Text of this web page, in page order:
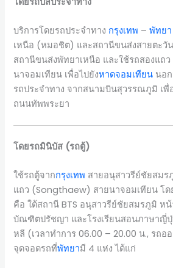
บริการโดยรถประจำทาง กรุงเทพ –พัทยา
เหนือ (หมอชิต) และสถานีขนส่งสายตะวั
สถานีขนส่งพัทยาเหนือ และใช้รถสองแถ
นาจอมเทียน เพื่อไปยังหาดจอมเทียน นอ
รถประจำทาง จากสนามบินสุวรรณภูมิ เ
ถนนทัพพระยา
โดยรถมินิบัส (รถตู้)
ใช้รถตู้จากกรุงเทพ สายอนุสาวรีย์ชัยสมร
แถว (Songthaew) สายนาจอมเทียน โ
คือ ใต้สถานี BTS อนุสาวรีย์ชัยสมรภูมิ ห
บัณฑิตปรัชญา และโรงเรียนสอนภาษาญี่ปุ่
หลี (เวลาทำการ 06.00 – 20.00 น., รถ
จุดจอดรถที่พัทยามี 4 แห่ง ได้แก่